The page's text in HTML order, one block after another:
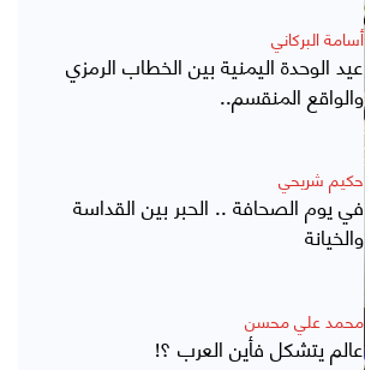
أسامة البركاني
عيد الوحدة اليمنية بين الخطاب الرمزي
والواقع المنقسم..
حكيم شريحي
في يوم الصحافة .. الحبر بين القداسة
والخيانة
محمد علي محسن
عالم يتشكل فأين العرب ؟!